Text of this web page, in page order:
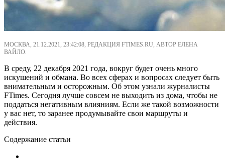
МОСКВА, 21.12.2021, 23:42:08, РЕДАКЦИЯ FTIMES.RU, АВТОР ЕЛЕНА
ВАЙЛО.
В среду, 22 декабря 2021 года, вокруг будет очень много
искушений и обмана. Во всех сферах и вопросах следует быть
внимательным и осторожным. Об этом узнали журналисты
FTimes. Сегодня лучше совсем не выходить из дома, чтобы не
поддаться негативным влияниям. Если же такой возможности
у вас нет, то заранее продумывайте свои маршруты и
действия.
Содержание статьи